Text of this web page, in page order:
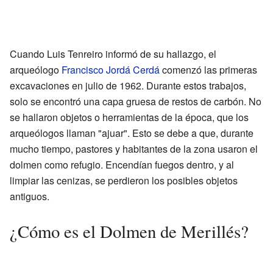
Cuando Luis Tenreiro informó de su hallazgo, el
arqueólogo Francisco Jordá Cerdácomenzó las primeras
excavaciones en julio de 1962. Durante estos trabajos,
solo se encontró una capa gruesa de restos de carbón. No
se hallaron objetos o herramientas de la época, que los
arqueólogos llaman "ajuar". Esto se debe a que, durante
mucho tiempo, pastores y habitantes de la zona usaron el
dolmen como refugio. Encendían fuegos dentro, y al
limpiar las cenizas, se perdieron los posibles objetos
antiguos.
¿Cómo es el Dolmen de Merillés?